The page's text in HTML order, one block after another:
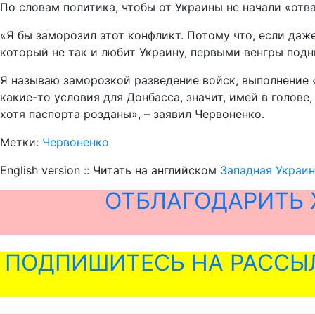
По словам политика, чтобы от Украины не начали
«Я бы заморозил этот конфликт. Потому что, если
который не так и любит Украину, первыми венгры
Я называю заморозкой разведение войск,
какие-то условия для Донбасса, значит, имей в
хотя паспорта розданы», – заявил Червоненко.
Метки: Червоненко
English version :: Читать на английском Западная
ПОДПИШИТЕСЬ НА